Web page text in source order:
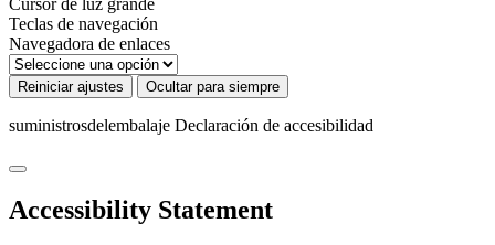
Cursor de luz grande
Teclas de navegación
Navegadora de enlaces
Reiniciar ajustes Ocultar para siempre
suministrosdelembalaje Declaración de accesibilidad
Accessibility Statement